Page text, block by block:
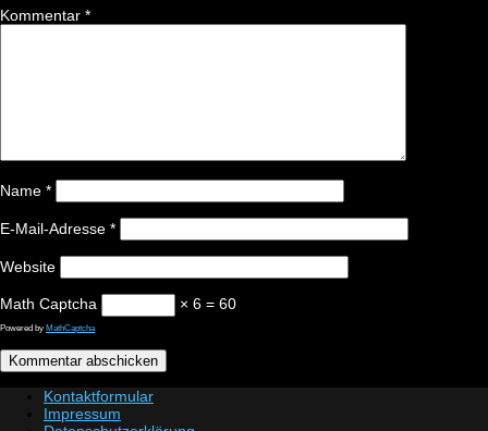
Kommentar *
Name *
E-Mail-Adresse *
Website
Math Captcha × 6 = 60
Powered by MathCaptcha
Kontaktformular
Impressum